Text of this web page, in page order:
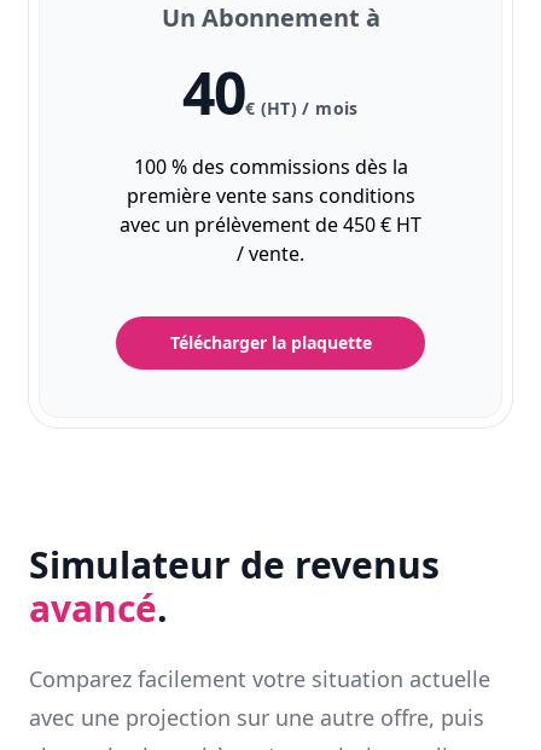
Un Abonnement à
40€ (HT) / mois
100 % des commissions dès la
première vente sans conditions
avec un prélèvement de 450 € HT
/ vente.
Télécharger la plaquette
Simulateur de revenus
avancé.
Comparez facilement votre situation actuelle
avec une projection sur une autre offre, puis